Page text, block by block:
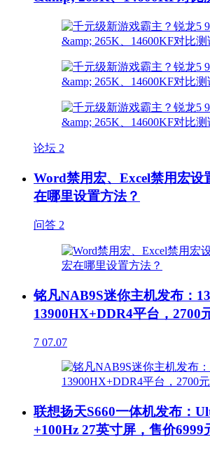
论坛 2
Word禁用宏、Excel禁用宏设
在哪里设置方法？
问答 2
铭凡NAB9S迷你主机发布：
13900HX+DDR4平台，2700
7 07.07
联想扬天S660一体机发布：
+100Hz 27英寸屏，售价6999